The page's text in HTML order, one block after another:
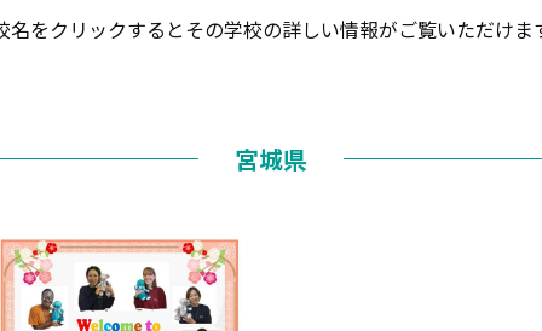
名をクリックするとその学校の詳しい情報がご覧いただけま
宮城県